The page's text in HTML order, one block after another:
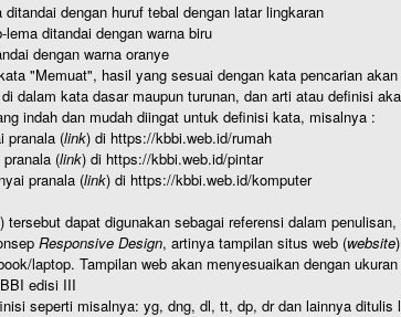
dengan huruf tebal dengan latar lingkaran
ditandai dengan warna biru
dengan warna oranye
"Memuat", hasil yang sesuai dengan kata pencarian
dalam kata dasar maupun turunan, dan arti atau definisi
indah dan mudah diingat untuk definisi kata, misalnya :
pranala (link) di https://kbbi.web.id/rumah
(link) di https://kbbi.web.id/pintar
pranala (link) di https://kbbi.web.id/komputer
) tersebut dapat digunakan sebagai referensi dalam
Responsive Design, artinya tampilan situs web (website
laptop. Tampilan web akan menyesuaikan dengan
edisi III
seperti misalnya: yg, dng, dl, tt, dp, dr dan lainnya